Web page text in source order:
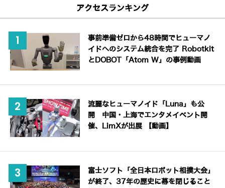
アクセスランキング
事前準備ゼロから48時間でヒューマノ
イドへのシステム統合を完了 Robotkit
とDOBOT「Atom W」の事例動画
流麗なヒューマノイド「Luna」も公
開 中国・上海でエンタメイベント開
催、LimXが出展 【動画】
富士ソフト「全日本ロボット相撲大会」
が終了、37年の歴史に幕を閉じること